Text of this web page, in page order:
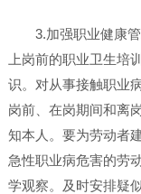
3.加强职业健康
上岗前的职业卫生培
识。对从事接触职业
岗前、在岗期间和离
知本人。要为劳动者
急性职业病危害的劳
学观察。及时安排疑